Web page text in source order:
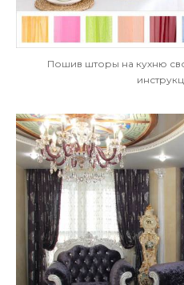
Пошив шторы на кухню